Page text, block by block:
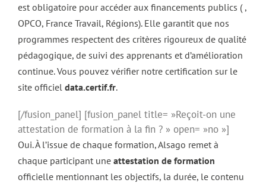
est obligatoire pour accéder aux financements publics ( ,
OPCO, France Travail, Régions). Elle garantit que nos
programmes respectent des critères rigoureux de qualité
pédagogique, de suivi des apprenants et d’amélioration
continue. Vous pouvez vérifier notre certification sur le
site officiel data.certif.fr.
[/fusion_panel] [fusion_panel title= »Reçoit-on une
attestation de formation à la fin ? » open= »no »]
Oui. À l’issue de chaque formation, Alsago remet à
chaque participant une attestation de formation
officielle mentionnant les objectifs, la durée, le contenu